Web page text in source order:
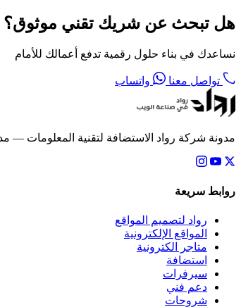
هل تبحث عن شريك تقني موثوق؟
نساعدك في بناء حلول رقمية تدفع أعمالك للأمام
تواصل معنا واتساب
مدونة شركة رواد الاستضافة لتقنية المعلومات —
روابط سريعة
رواد لتصميم المواقع
المواقع الإلكترونية
متاجر الكترونية
استضافة
سيرفرات
دعم فني
شروحات